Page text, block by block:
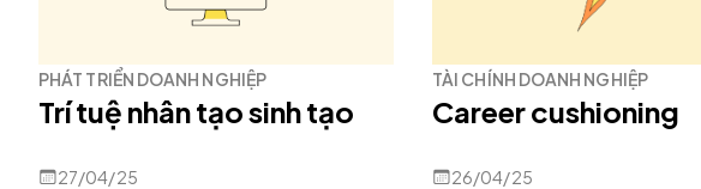
PHÁT TRIỂN DOANH NGHIỆP
Trí tuệ nhân tạo sinh tạo
27/04/25
TÀI CHÍNH DOANH NGHIỆP
Career cushioning
26/04/25